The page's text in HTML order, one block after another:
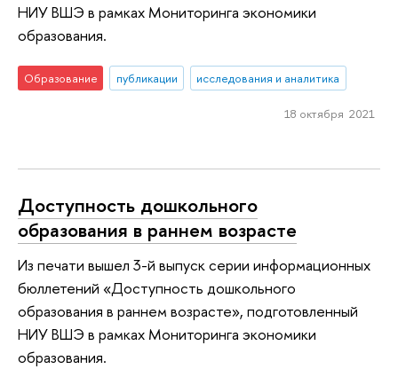
НИУ ВШЭ в рамках Мониторинга экономики
образования.
Образование публикации исследования и аналитика
18 октября 2021
Доступность дошкольного
образования в раннем возрасте
Из печати вышел 3-й выпуск серии информационных
бюллетений «Доступность дошкольного
образования в раннем возрасте», подготовленный
НИУ ВШЭ в рамках Мониторинга экономики
образования.